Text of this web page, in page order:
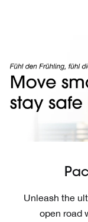
Policy
Unleash the
open road